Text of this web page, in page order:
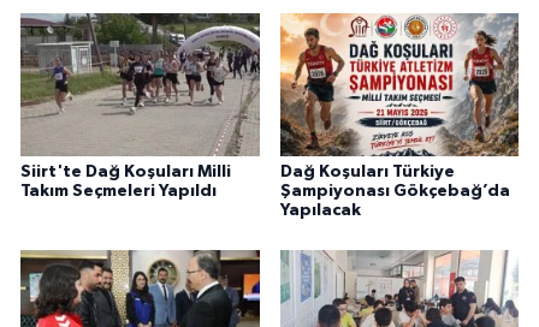
Siirt'te Dağ Koşuları Milli
Takım Seçmeleri Yapıldı
Dağ Koşuları Türkiye
Şampiyonası Gökçebağ’da
Yapılacak